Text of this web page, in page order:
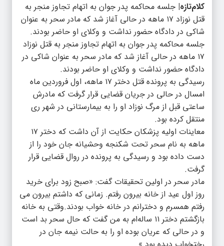
کلام‌تازه| جلسه محاکمه پدر جوان به اتهام تجاوز منجر به
قتل نوزاد ۱۷ ماهه در حالی آغاز شد که مادر سحر به عنوان
شاکی در دادگاه حضور نداشت و وکلای او حاضر بودند.
جلسه محاکمه پدر جوان به اتهام تجاوز منجر به قتل نوزاد
۱۷ ماهه در حالی آغاز شد که مادر سحر به عنوان شاکی در
دادگاه حضور نداشت و وکلای او حاضر بودند.
رسیدگی به پرونده قتل دختر ۱۷ ماهه، اول فروردین ماه
امسال در حالی در جریان قضایی قرار گرفت که مادرش
ساعتی قبل از مرگ نوزاد او را به بیمارستانی در شهر ری
منتقل کرده بود.
معاینات اولیه پزشکان حکایت از آن داشت که دختر ۱۷
ماهه به نام سحر تحت شکنجه وحشیانه جان خود را از
دست داده بود و رسیدگی به پرونده در روال قضایی قرار
گرفت.
مادر سحر در اولین تحقیقات گفت: «صبح زود برای خرید
روز اول عید از خانه بیرون رفتم. زمانی که داشتم بیرون می
رفتم همسرم و دخترانم در خانه خواب بودند.وقتی به خانه
بازگشتم دختر ۱۱ ساله‌ام به من گفت که حال سحر بد است
و در حالی که عریان بوده او را به حالت نیمه جان در